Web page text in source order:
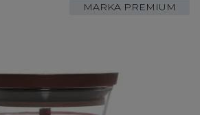
MARKA PREMIUM